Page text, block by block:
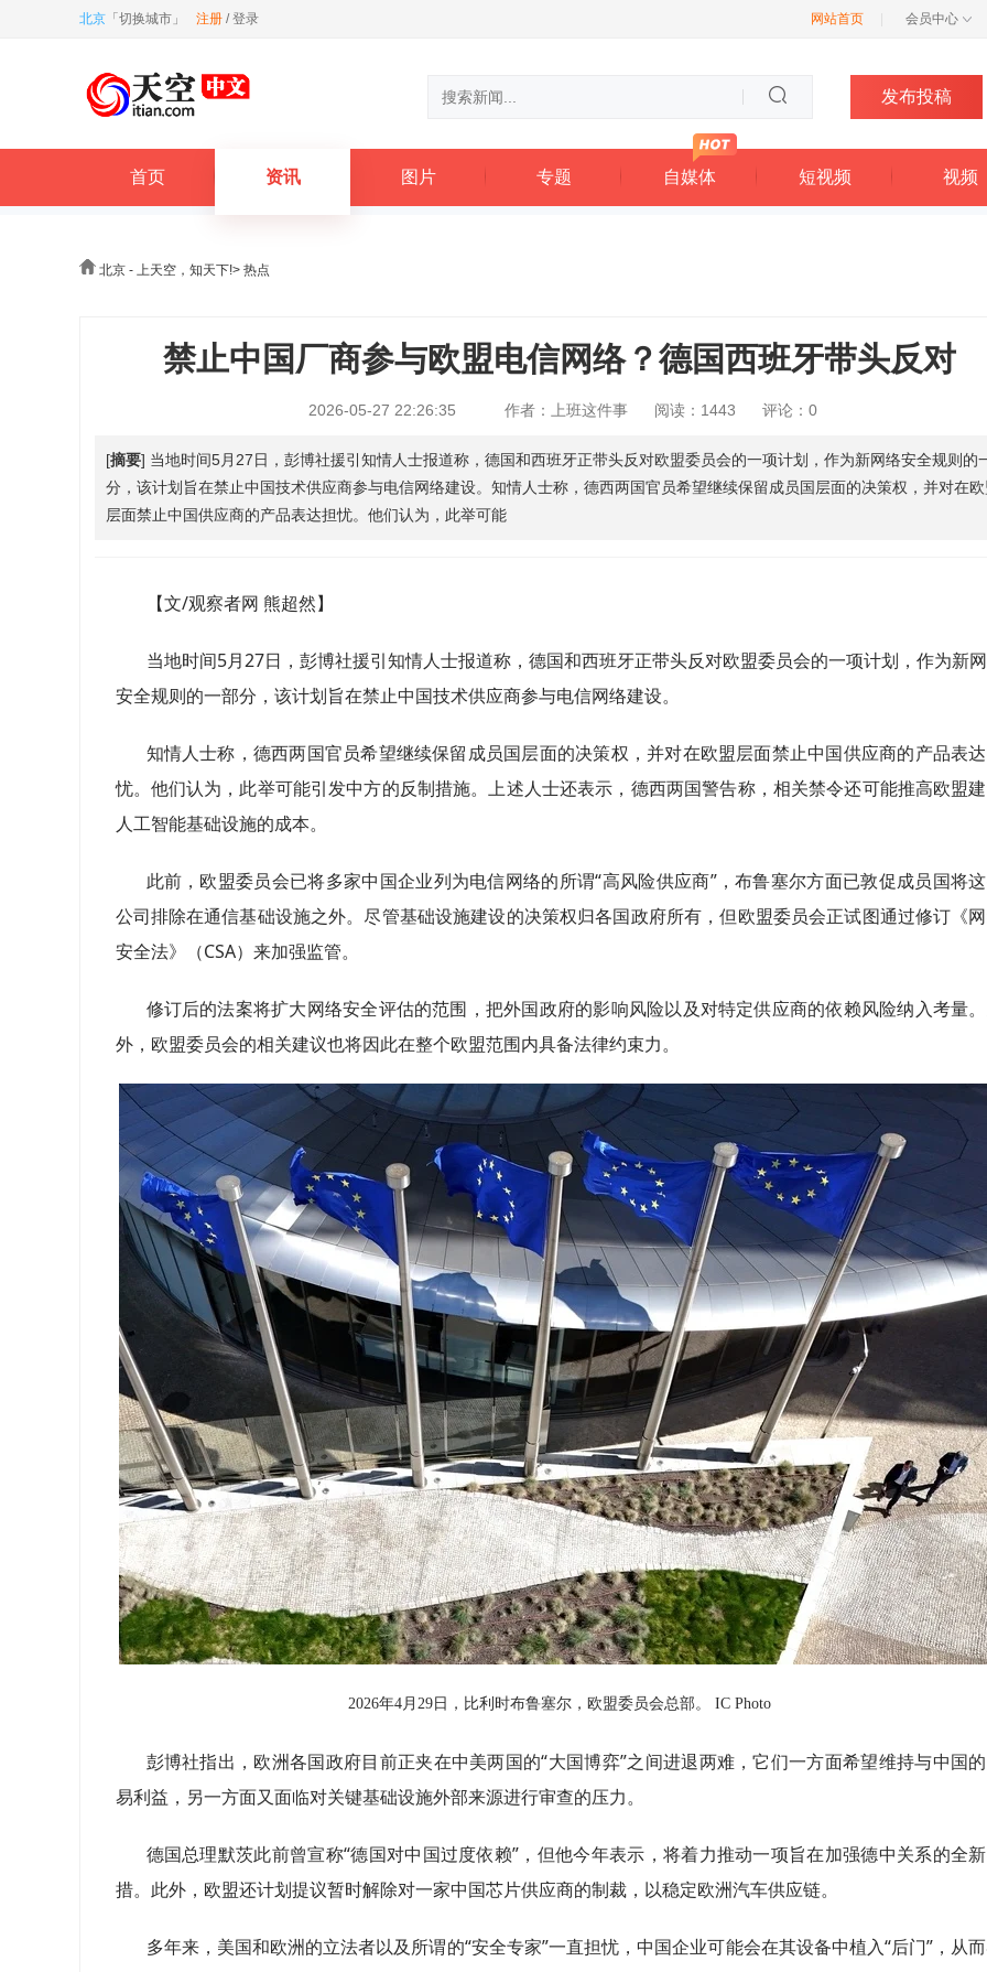
北京 「 切换城市 」 注册 /登录 网站首页 会员中心
发布投稿
首页 资讯 图片 专题 自媒体 短视频 视频
北京 - 上天空，知天下!> 热点
禁止中国厂商参与欧盟电信网络？德国西班牙带头反对
2026-05-27 22:26:35 作者：上班这件事 阅读：1443 评论：0
[摘要] 当地时间5月27日，彭博社援引知情人士报道称，德国和西班牙正带头反对欧盟委员会的一项计划，作为新网络安全规则的
分，该计划旨在禁止中国技术供应商参与电信网络建设。知情人士称，德西两国官员希望继续保留成员国层面的决策权，并对在欧
层面禁止中国供应商的产品表达担忧。他们认为，此举可能
【文/观察者网 熊超然】
当地时间5月27日，彭博社援引知情人士报道称，德国和西班牙正带头反对欧盟委员会的一项计划，作为新
安全规则的一部分，该计划旨在禁止中国技术供应商参与电信网络建设。
知情人士称，德西两国官员希望继续保留成员国层面的决策权，并对在欧盟层面禁止中国供应商的产品表
忧。他们认为，此举可能引发中方的反制措施。上述人士还表示，德西两国警告称，相关禁令还可能推高欧盟
人工智能基础设施的成本。
此前，欧盟委员会已将多家中国企业列为电信网络的所谓“高风险供应商”，布鲁塞尔方面已敦促成员国将
公司排除在通信基础设施之外。尽管基础设施建设的决策权归各国政府所有，但欧盟委员会正试图通过修订《
安全法》（CSA）来加强监管。
修订后的法案将扩大网络安全评估的范围，把外国政府的影响风险以及对特定供应商的依赖风险纳入考量
外，欧盟委员会的相关建议也将因此在整个欧盟范围内具备法律约束力。
2026年4月29日，比利时布鲁塞尔，欧盟委员会总部。 IC Photo
彭博社指出，欧洲各国政府目前正夹在中美两国的“大国博弈”之间进退两难，它们一方面希望维持与中国
易利益，另一方面又面临对关键基础设施外部来源进行审查的压力。
德国总理默茨此前曾宣称“德国对中国过度依赖”，但他今年表示，将着力推动一项旨在加强德中关系的全
措。此外，欧盟还计划提议暂时解除对一家中国芯片供应商的制裁，以稳定欧洲汽车供应链。
多年来，美国和欧洲的立法者以及所谓的“安全专家”一直担忧，中国企业可能会在其设备中植入“后门”，从